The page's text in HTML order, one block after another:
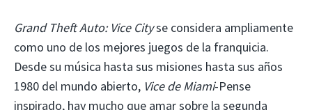
Grand Theft Auto: Vice Cityse considera ampliamente
como uno de los mejores juegos de la franquicia.
Desde su música hasta sus misiones hasta sus años
1980 del mundo abierto, Vice de Miami-Pense
inspirado, hay mucho que amar sobre la segunda